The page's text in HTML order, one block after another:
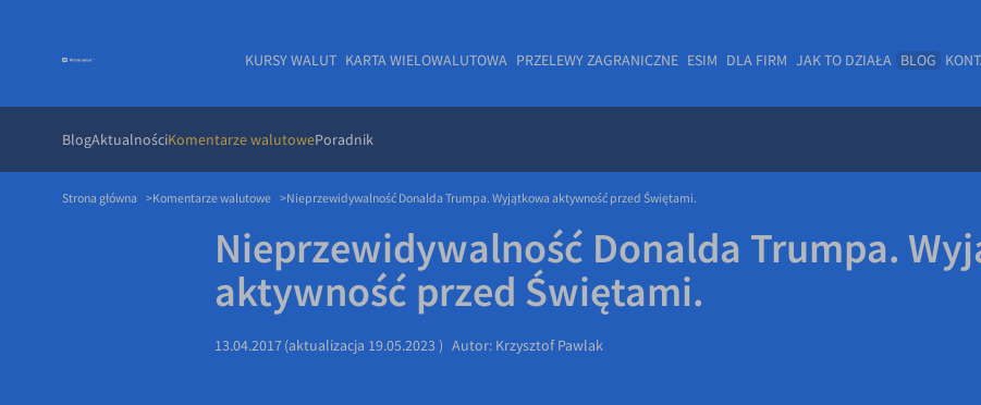
KURSY WALUT KARTA WIELOWALUTOWA PRZELEWY ZAGRANICZNE ESIM DLA FIRM JAK TO DZIAŁA BLOG
BlogAktualnościKomentarze walutowePoradnik
Strona główna Komentarze walutowe Nieprzewidywalność Donalda Trumpa. Wyjątkowa aktywność przed Świętami.
Nieprzewidywalność Donalda Trumpa.
aktywność przed Świętami.
13.04.2017(aktualizacja 19.05.2023 ) Autor: Krzysztof Pawlak